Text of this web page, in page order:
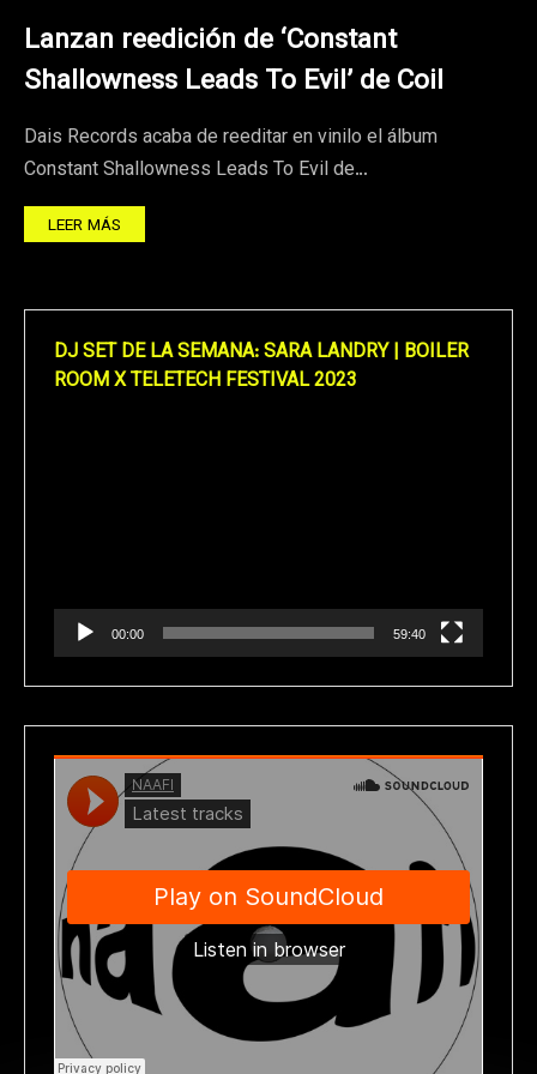
Lanzan reedición de ‘Constant
Shallowness Leads To Evil’ de Coil
Dais Records acaba de reeditar en vinilo el álbum
Constant Shallowness Leads To Evil de…
LEER MÁS
DJ SET DE LA SEMANA: SARA LANDRY | BOILER
ROOM X TELETECH FESTIVAL 2023
00:00 59:40